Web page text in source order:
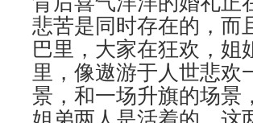
悲苦是同时存在的，而
巴里，大家在狂欢，姐
里，像遨游于人世悲欢
景，和一场升旗的场景